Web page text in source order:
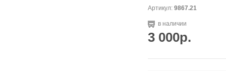
Артикул: 9867.21
в наличии
3 000р.